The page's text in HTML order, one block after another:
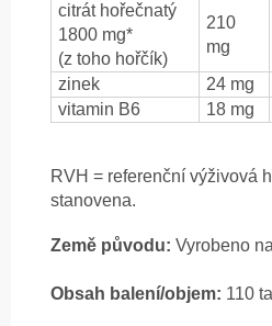
citrát hořečnatý
1800 mg*
(z toho hořčík)
210
mg
zinek 24 mg
vitamin B6
18 mg
RVH = referenční výživová
stanovena.
Země původu: Vyrobeno
Obsah balení/objem: 110